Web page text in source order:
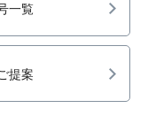
一覧
提案